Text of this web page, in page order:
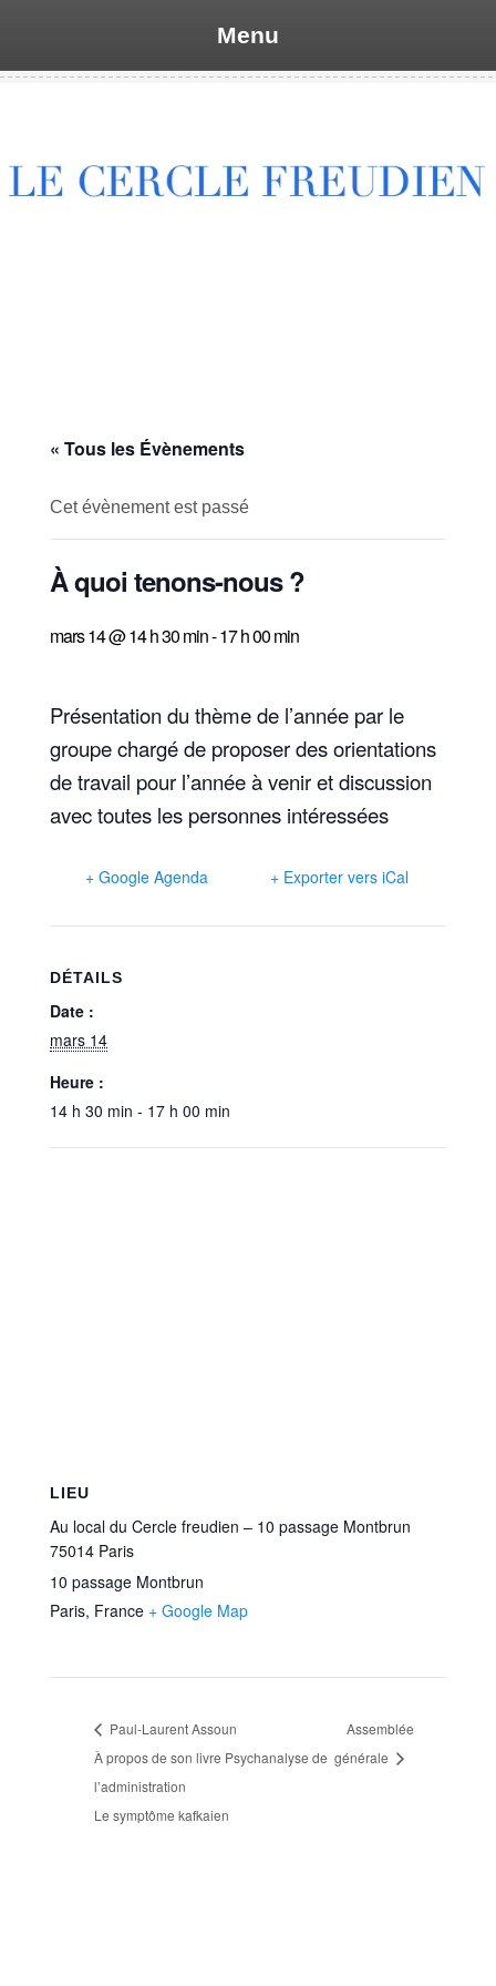
Menu
« Tous les Évènements
Cet évènement est passé
À quoi tenons-nous ?
mars 14 @ 14 h 30 min-17 h 00 min
Présentation du thème de l’année par le
groupe chargé de proposer des orientations
de travail pour l’année à venir et discussion
avec toutes les personnes intéressées
+ Google Agenda + Exporter vers iCal
DÉTAILS
Date :
mars 14
Heure :
14 h 30 min - 17 h 00 min
LIEU
Au local du Cercle freudien – 10 passage Montbrun
75014 Paris
10 passage Montbrun
Paris, France + Google Map
Paul-Laurent Assoun
À propos de son livre Psychanalyse de
l’administration
Le symptôme kafkaien
Assemblée
générale